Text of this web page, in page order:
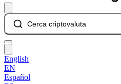
Cerca criptovaluta
English
EN
Español